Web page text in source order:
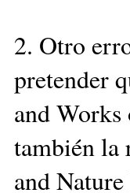
2. Otro
pretender
and
también la
and